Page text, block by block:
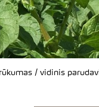
/ vidinis